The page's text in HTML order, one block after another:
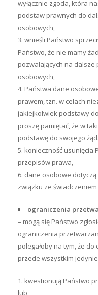
wyłącznie zgoda, która
podstaw prawnych do
osobowych,
wnieśli Państwo
Państwo, że nie mamy
pozwalających na
osobowych,
Państwa dane
prawem, tzn. w celach
jakiejkolwiek podstawy
proszę pamiętać, że w
podstawę do swojego
konieczność usunięcia
przepisów prawa,
dane osobowe dotyczą
związku ze
ograniczenia
– mogą się Państwo
ograniczenia
polegałoby na tym, że
przede wszystkim
kwestionują Państwo
lub